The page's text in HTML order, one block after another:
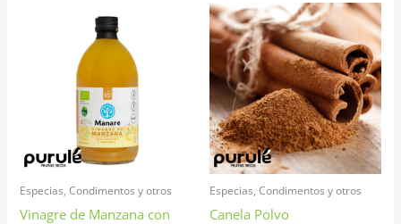
Especias, Condimentos y otros
Vinagre de Manzana con
Especias, Condimentos y otros
Canela Polvo
Rango
de
precios:
desde
$1.600
hasta
$3.500
Las
se